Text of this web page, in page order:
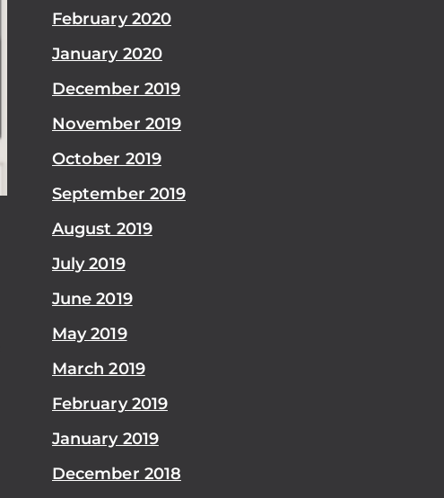
February 2020
January 2020
December 2019
November 2019
October 2019
September 2019
August 2019
July 2019
June 2019
May 2019
March 2019
February 2019
January 2019
December 2018